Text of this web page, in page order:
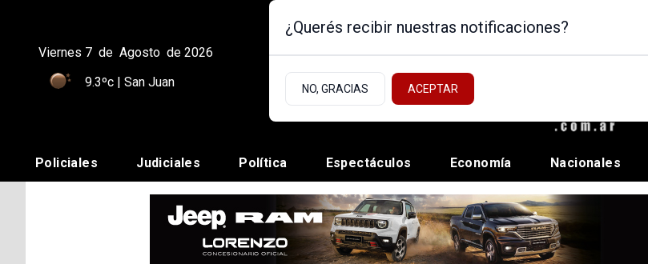
Viernes 7 de Agosto de 2026
9.3ºc | San Juan
Policiales Judiciales Política Espectáculos Economía Nacionales
¿Querés recibir nuestras notificaciones?
NO, GRACIAS ACEPTAR